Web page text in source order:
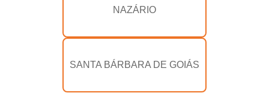
NAZÁRIO
SANTA BÁRBARA DE GOIÁS